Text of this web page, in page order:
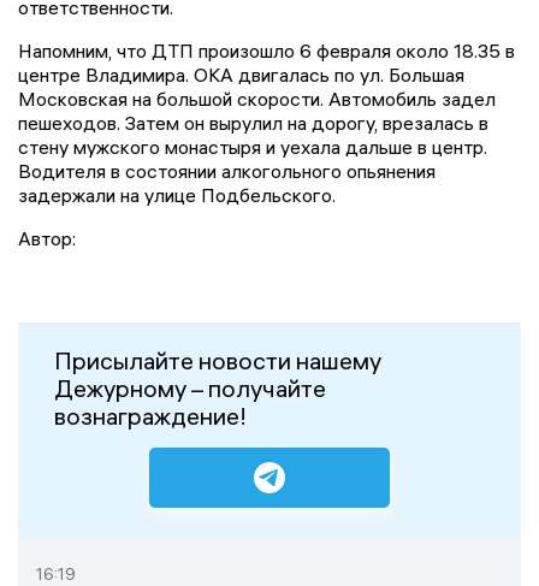
ответственности.
Напомним, что ДТП произошло 6 февраля около 18.35 в
центре Владимира. ОКА двигалась по ул. Большая
Московская на большой скорости. Автомобиль задел
пешеходов. Затем он вырулил на дорогу, врезалась в
стену мужского монастыря и уехала дальше в центр.
Водителя в состоянии алкогольного опьянения
задержали на улице Подбельского.
Автор:
Присылайте новости нашему
Дежурному – получайте
вознаграждение!
16:19